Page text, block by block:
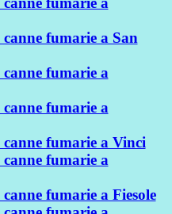
canne fumarie a San
canne fumarie a
canne fumarie a
canne fumarie a Vinci
canne fumarie a
fumarie a Fiesole